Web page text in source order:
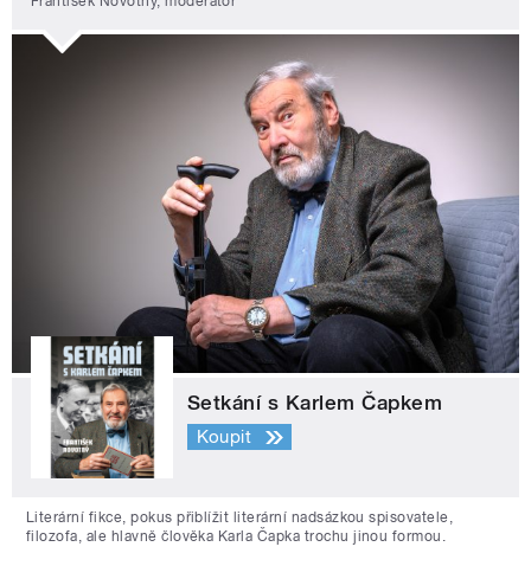
Setkání s Karlem Čapkem
Koupit
Literární fikce, pokus přiblížit literární nadsázkou spisovatele,
filozofa, ale hlavně člověka Karla Čapka trochu jinou formou.